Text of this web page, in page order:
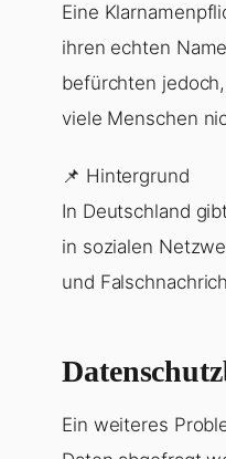
Eine
ihren echten
befürchten
viele Menschen
📌 Hintergrund
In Deutschland
in sozialen
und
Ein weiteres